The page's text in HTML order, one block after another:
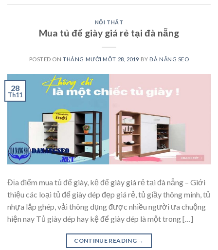
NỘI THẤT
Mua tủ để giày giá rẻ tại đà nẵng
POSTED ONTHÁNG MƯỜI MỘT 28, 2019 BYĐÀ NẴNG SEO
28
Th11
Địa điểm mua tủ để giày, kệ để giày giá rẻ tại đà nẵng – Giới
thiệu các loại tủ để giày dép đẹp giá rẻ, tủ giầy thông minh, tủ
nhựa lắp ghép, vải thông dụng được nhiều người ưa chuộng
hiện nay Tủ giày dép hay kệ để giày dép là một trong […]
CONTINUE READING →